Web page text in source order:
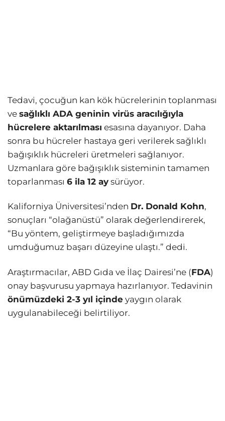
Tedavi, çocuğun kan kök hücrelerinin toplanması
ve sağlıklı ADA geninin virüs aracılığıyla
hücrelere aktarılması esasına dayanıyor. Daha
sonra bu hücreler hastaya geri verilerek sağlıklı
bağışıklık hücreleri üretmeleri sağlanıyor.
Uzmanlara göre bağışıklık sisteminin tamamen
toparlanması 6 ila 12 ay sürüyor.
Kaliforniya Üniversitesi’nden Dr. Donald Kohn,
sonuçları “olağanüstü” olarak değerlendirerek,
“Bu yöntem, geliştirmeye başladığımızda
umduğumuz başarı düzeyine ulaştı.” dedi.
Araştırmacılar, ABD Gıda ve İlaç Dairesi’ne (FDA)
onay başvurusu yapmaya hazırlanıyor. Tedavinin
önümüzdeki 2-3 yıl içinde yaygın olarak
uygulanabileceği belirtiliyor.